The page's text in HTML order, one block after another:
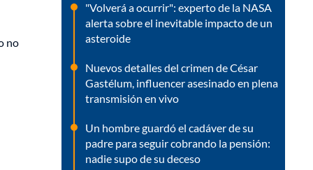
no
"Volverá a ocurrir": experto de la NASA
alerta sobre el inevitable impacto de un
asteroide
Nuevos detalles del crimen de César
Gastélum, influencer asesinado en plena
transmisión en vivo
Un hombre guardó el cadáver de su
padre para seguir cobrando la pensión:
nadie supo de su deceso